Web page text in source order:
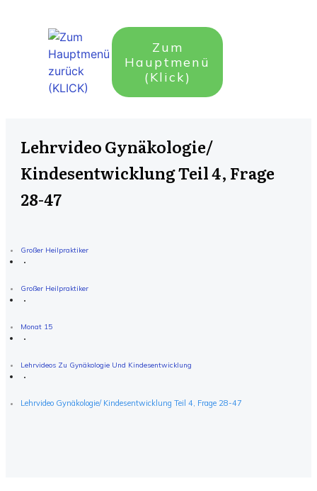
Zum
Hauptmenü
(Klick)
Lehrvideo Gynäkologie/
Kindesentwicklung Teil 4, Frage
28-47
Großer Heilpraktiker
Großer Heilpraktiker
Monat 15
Lehrvideos Zu Gynäkologie Und Kindesentwicklung
Lehrvideo Gynäkologie/ Kindesentwicklung Teil 4, Frage 28-47